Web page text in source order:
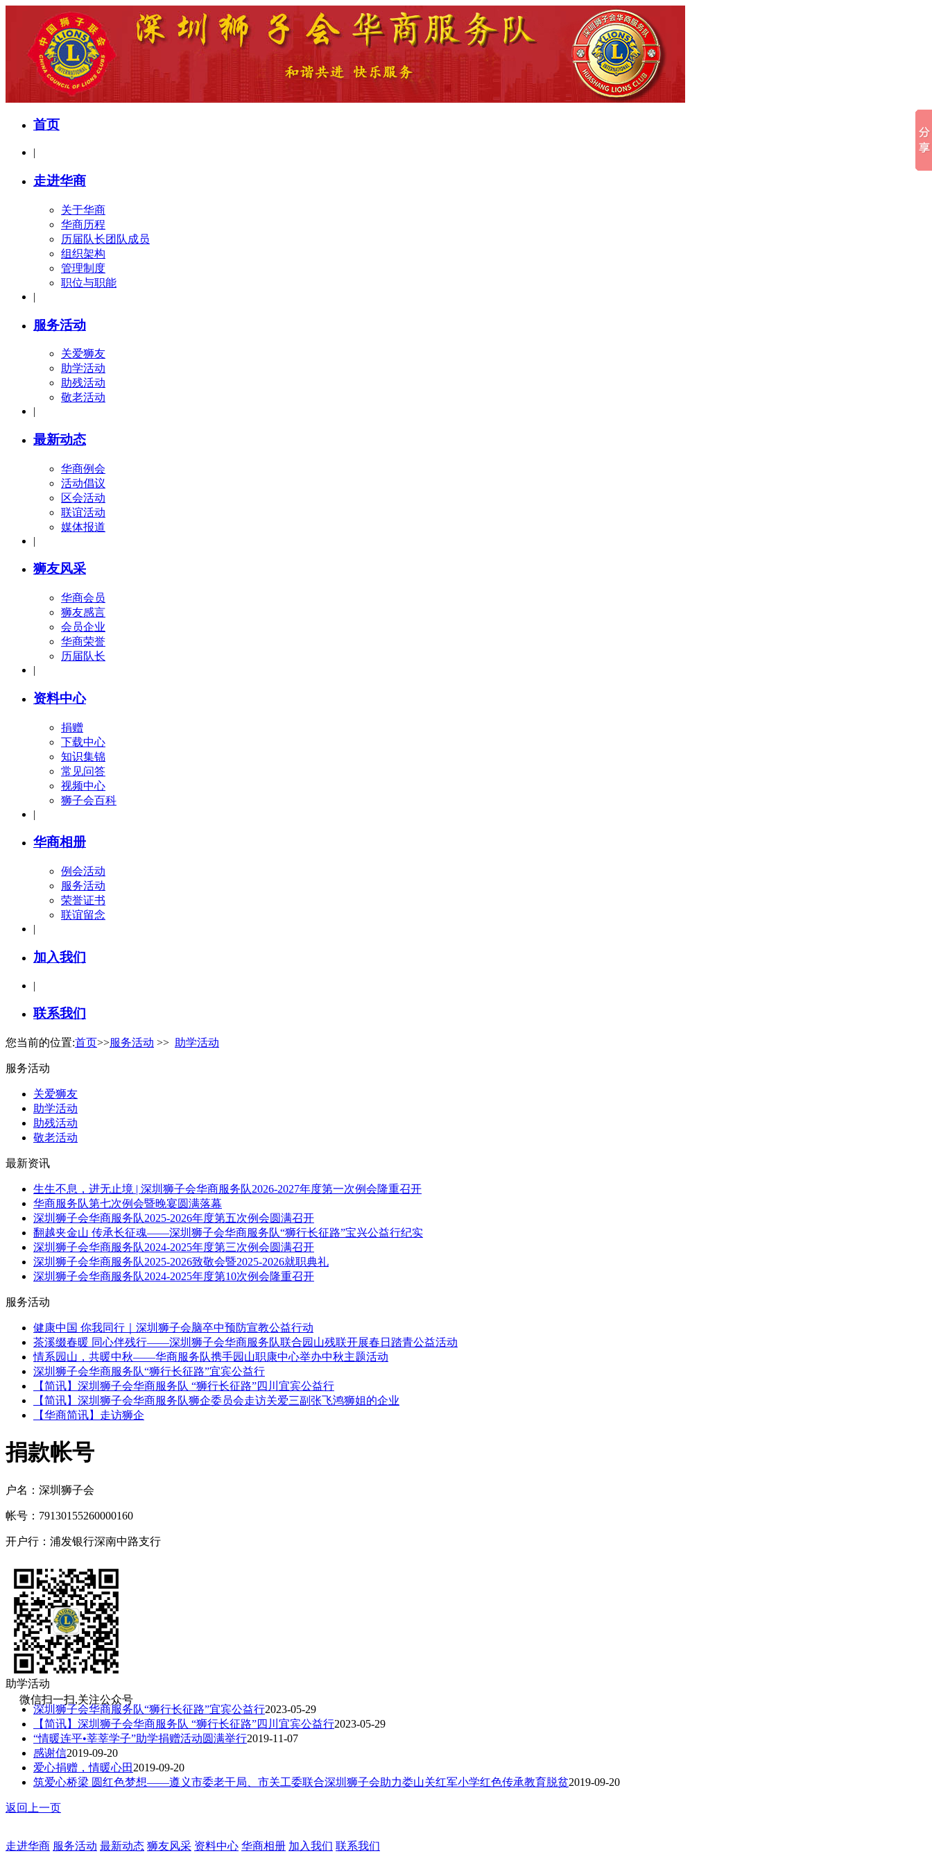
首页
|
走进华商
关于华商
华商历程
历届队长团队成员
组织架构
管理制度
职位与职能
|
服务活动
关爱狮友
助学活动
助残活动
敬老活动
|
最新动态
华商例会
活动倡议
区会活动
联谊活动
媒体报道
|
狮友风采
华商会员
狮友感言
会员企业
华商荣誉
历届队长
|
资料中心
捐赠
下载中心
知识集锦
常见问答
视频中心
狮子会百科
|
华商相册
例会活动
服务活动
荣誉证书
联谊留念
|
加入我们
|
联系我们
您当前的位置:首页>>服务活动 >> 助学活动
服务活动
关爱狮友
助学活动
助残活动
敬老活动
最新资讯
生生不息，进无止境 | 深圳狮子会华商服务队2026-2027年度第一次例会隆重召开
华商服务队第七次例会暨晚宴圆满落幕
深圳狮子会华商服务队2025-2026年度第五次例会圆满召开
翻越夹金山 传承长征魂——深圳狮子会华商服务队“狮行长征路”宝兴公益行纪实
深圳狮子会华商服务队2024-2025年度第三次例会圆满召开
深圳狮子会华商服务队2025-2026致敬会暨2025-2026就职典礼
深圳狮子会华商服务队2024-2025年度第10次例会隆重召开
服务活动
健康中国 你我同行｜深圳狮子会脑卒中预防宣教公益行动
茶溪缀春暖 同心伴残行——深圳狮子会华商服务队联合园山残联开展春日踏青公益活动
情系园山，共暖中秋——华商服务队携手园山职康中心举办中秋主题活动
深圳狮子会华商服务队“狮行长征路”宜宾公益行
【简讯】深圳狮子会华商服务队 “狮行长征路”四川宜宾公益行
【简讯】深圳狮子会华商服务队狮企委员会走访关爱三副张飞鸿狮姐的企业
【华商简讯】走访狮企
捐款帐号
户名：深圳狮子会
帐号：79130155260000160
开户行：浦发银行深南中路支行
微信扫一扫,关注公众号
助学活动
深圳狮子会华商服务队“狮行长征路”宜宾公益行2023-05-29
【简讯】深圳狮子会华商服务队 “狮行长征路”四川宜宾公益行2023-05-29
“情暖连平•莘莘学子”助学捐赠活动圆满举行2019-11-07
感谢信2019-09-20
爱心捐赠，情暖心田 2019-09-20
筑爱心桥梁 圆红色梦想——遵义市委老干局、市关工委联合深圳狮子会助力娄山关红军小学红色传承教育脱贫2019-09-20
返回上一页
走进华商 服务活动 最新动态 狮友风采 资料中心 华商相册 加入我们 联系我们